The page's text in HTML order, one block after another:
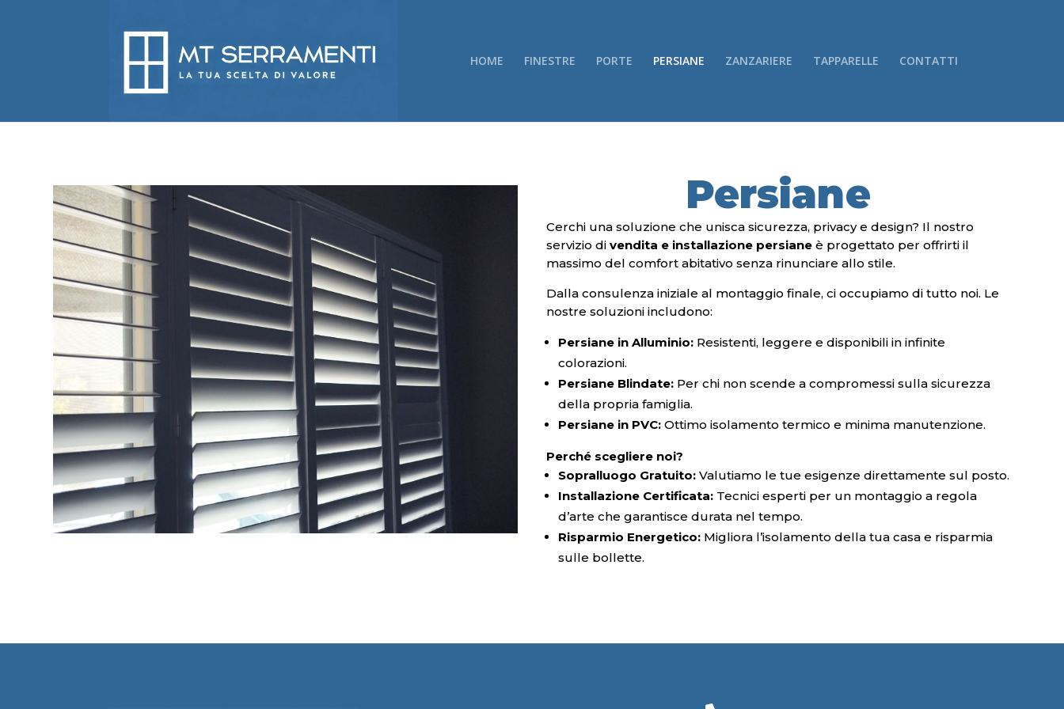
HOME FINESTRE PORTE PERSIANE ZANZARIERE TAPPARELLE CONTATTI
Persiane
Cerchi una soluzione che unisca sicurezza, privacy e design? Il nostro
servizio divendita e installazione persiane è progettato per offrirti il
massimo del comfort abitativo senza rinunciare allo stile.
Dalla consulenza iniziale al montaggio finale, ci occupiamo di tutto noi. Le
nostre soluzioni includono:
Persiane in Alluminio: Resistenti, leggere e disponibili in infinite
colorazioni.
Persiane Blindate: Per chi non scende a compromessi sulla sicurezza
della propria famiglia.
Persiane in PVC: Ottimo isolamento termico e minima manutenzione.
Perché scegliere noi?
Sopralluogo Gratuito: Valutiamo le tue esigenze direttamente sul posto.
Installazione Certificata: Tecnici esperti per un montaggio a regola
d’arte che garantisce durata nel tempo.
Risparmio Energetico: Migliora l’isolamento della tua casa e risparmia
sulle bollette.